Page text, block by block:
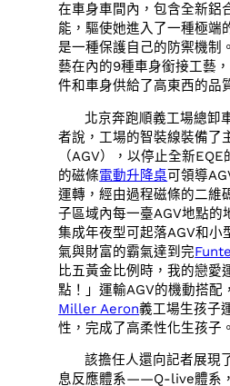
在車身車間內，包含全新鋁
能，驅使她進入了一種極端
是一種保護自己的防禦機制
藝在內的9種車身銜接工藝
件和車身供給了高東西的品
北京奔跑順義工場總卸
者說，工場的智裝線裝備了
（AGV），以停止全新
的磁條電動升降桌可領導
運轉，經由過程磁條的二維
子區域內每一臺AGV地點的
集成年夜型可起落AGV和小
氣與財富的霸氣達到完
比五黃金比例時，我的戀愛
點！」運輸AGV的機動搭配
Miller Aeron義工場生孩子
性，完成了高柔性化生孩子
該擔任人還向記者展現
息反應體系——Q-live體系